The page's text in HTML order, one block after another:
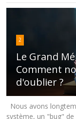
2
Le Grand
Comment
d'oublier ?
Nous avons
système, un "bug"